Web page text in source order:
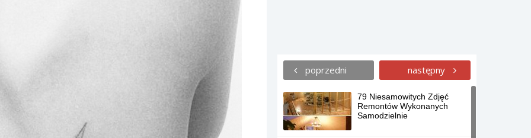
poprzedni następny
79 Niesamowitych Zdjęć
Remontów Wykonanych
Samodzielnie